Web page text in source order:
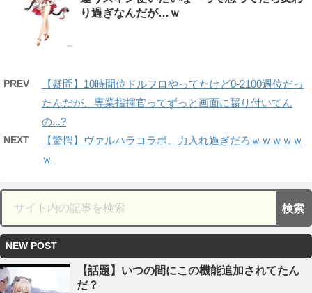
り過ぎなんだが…ｗ
PREV
【疑問】10時間位ドルフロやってたけど0-2100週位だっ
たんだが、専業指揮官ってずっと画面に齧り付いてん
の...?
NEXT
【驚愕】ヴァルハラコラボ、力入れ過ぎだろｗｗｗｗｗ
ｗ
NEW POST
【話題】いつの間にこの機能追加されてたん
だ？